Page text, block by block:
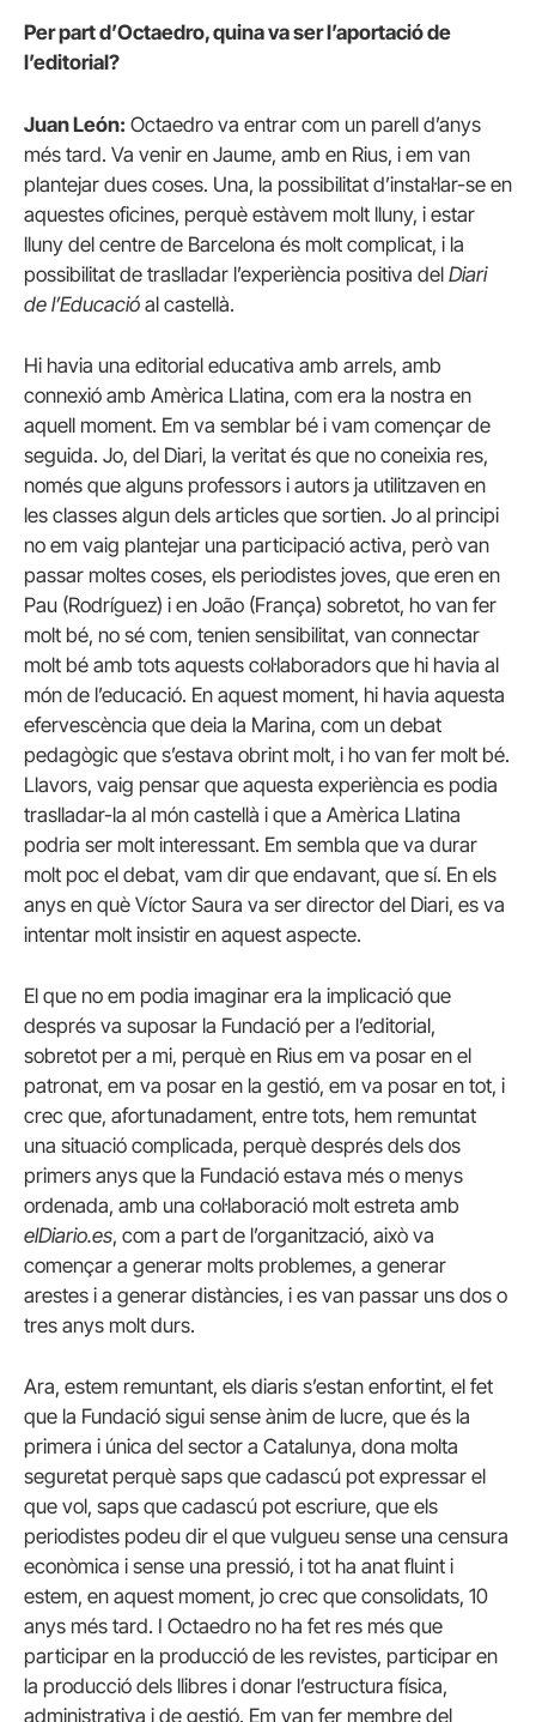
Per part d’Octaedro, quina va ser l’aportació de
l’editorial?
Juan León: Octaedro va entrar com un parell d’anys
més tard. Va venir en Jaume, amb en Rius, i em van
plantejar dues coses. Una, la possibilitat d’instal·lar-se en
aquestes oficines, perquè estàvem molt lluny, i estar
lluny del centre de Barcelona és molt complicat, i la
possibilitat de traslladar l’experiència positiva del Diari
de l’Educació al castellà.
Hi havia una editorial educativa amb arrels, amb
connexió amb Amèrica Llatina, com era la nostra en
aquell moment. Em va semblar bé i vam començar de
seguida. Jo, del Diari, la veritat és que no coneixia res,
només que alguns professors i autors ja utilitzaven en
les classes algun dels articles que sortien. Jo al principi
no em vaig plantejar una participació activa, però van
passar moltes coses, els periodistes joves, que eren en
Pau (Rodríguez) i en João (França) sobretot, ho van fer
molt bé, no sé com, tenien sensibilitat, van connectar
molt bé amb tots aquests col·laboradors que hi havia al
món de l’educació. En aquest moment, hi havia aquesta
efervescència que deia la Marina, com un debat
pedagògic que s’estava obrint molt, i ho van fer molt bé.
Llavors, vaig pensar que aquesta experiència es podia
traslladar-la al món castellà i que a Amèrica Llatina
podria ser molt interessant. Em sembla que va durar
molt poc el debat, vam dir que endavant, que sí. En els
anys en què Víctor Saura va ser director del Diari, es va
intentar molt insistir en aquest aspecte.
El que no em podia imaginar era la implicació que
després va suposar la Fundació per a l’editorial,
sobretot per a mi, perquè en Rius em va posar en el
patronat, em va posar en la gestió, em va posar en tot, i
crec que, afortunadament, entre tots, hem remuntat
una situació complicada, perquè després dels dos
primers anys que la Fundació estava més o menys
ordenada, amb una col·laboració molt estreta amb
elDiario.es, com a part de l’organització, això va
començar a generar molts problemes, a generar
arestes i a generar distàncies, i es van passar uns dos o
tres anys molt durs.
Ara, estem remuntant, els diaris s’estan enfortint, el fet
que la Fundació sigui sense ànim de lucre, que és la
primera i única del sector a Catalunya, dona molta
seguretat perquè saps que cadascú pot expressar el
que vol, saps que cadascú pot escriure, que els
periodistes podeu dir el que vulgueu sense una censura
econòmica i sense una pressió, i tot ha anat fluint i
estem, en aquest moment, jo crec que consolidats, 10
anys més tard. I Octaedro no ha fet res més que
participar en la producció de les revistes, participar en
la producció dels llibres i donar l’estructura física,
administrativa i de gestió. Em van fer membre del